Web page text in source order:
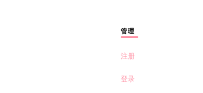
管理
注册
登录